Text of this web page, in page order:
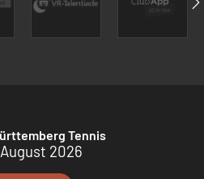
Tennis
2026